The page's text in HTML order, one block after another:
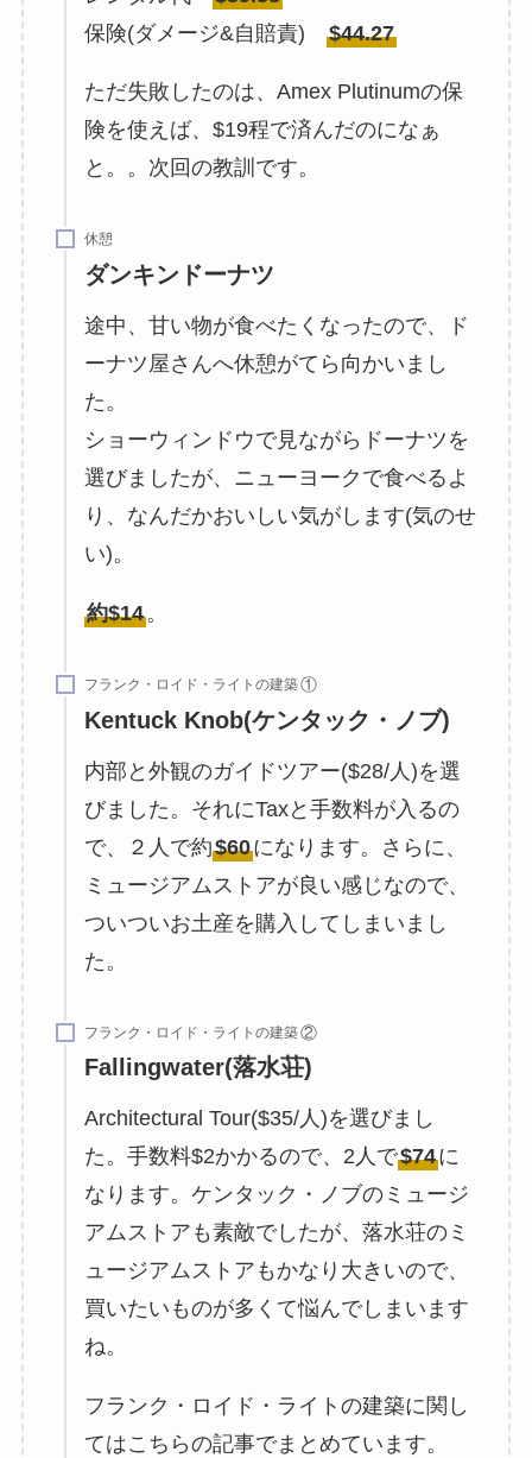
保険(ダメージ&自賠責) $44.27
ただ失敗したのは、Amex Plutinumの保
険を使えば、$19程で済んだのになぁ
と。。次回の教訓です。
休憩
ダンキンドーナツ
途中、甘い物が食べたくなったので、ド
ーナツ屋さんへ休憩がてら向かいまし
た。
ショーウィンドウで見ながらドーナツを
選びましたが、ニューヨークで食べるよ
り、なんだかおいしい気がします(気のせ
い)。
約$14。
フランク・ロイド・ライトの建築
Kentuck Knob(ケンタック・ノブ)
内部と外観のガイドツアー($28/人)を選
びました。それにTaxと手数料が入るの
で、２人で約$60になります。さらに、
ミュージアムストアが良い感じなので、
ついついお土産を購入してしまいまし
た。
フランク・ロイド・ライトの建築
Fallingwater(落水荘)
Architectural Tour($35/人)を選びまし
た。手数料$2かかるので、2人で$74に
なります。ケンタック・ノブのミュージ
アムストアも素敵でしたが、落水荘のミ
ュージアムストアもかなり大きいので、
買いたいものが多くて悩んでしまいます
ね。
フランク・ロイド・ライトの建築に関し
てはこちらの記事でまとめています。